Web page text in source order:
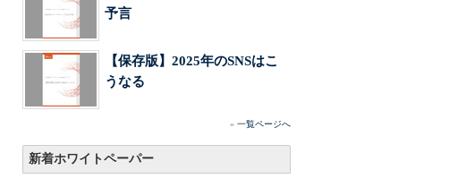
予言
【保存版】2025年のSNSはこ
うなる
» 一覧ページへ
新着ホワイトペーパー